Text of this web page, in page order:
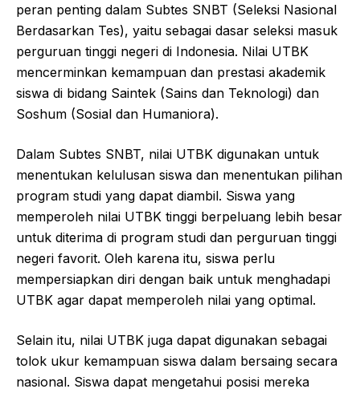
peran penting dalam Subtes SNBT (Seleksi Nasional
Berdasarkan Tes), yaitu sebagai dasar seleksi masuk
perguruan tinggi negeri di Indonesia. Nilai UTBK
mencerminkan kemampuan dan prestasi akademik
siswa di bidang Saintek (Sains dan Teknologi) dan
Soshum (Sosial dan Humaniora).
Dalam Subtes SNBT, nilai UTBK digunakan untuk
menentukan kelulusan siswa dan menentukan pilihan
program studi yang dapat diambil. Siswa yang
memperoleh nilai UTBK tinggi berpeluang lebih besar
untuk diterima di program studi dan perguruan tinggi
negeri favorit. Oleh karena itu, siswa perlu
mempersiapkan diri dengan baik untuk menghadapi
UTBK agar dapat memperoleh nilai yang optimal.
Selain itu, nilai UTBK juga dapat digunakan sebagai
tolok ukur kemampuan siswa dalam bersaing secara
nasional. Siswa dapat mengetahui posisi mereka